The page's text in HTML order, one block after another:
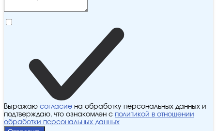
Выражаю согласие на обработку персональных данных и
подтверждаю, что ознакомлен с политикой в отношении
обработки персональных данных